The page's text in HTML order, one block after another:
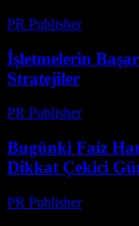
PR Publisher-
İşletmelerin
Stratejiler
PR Publisher-
Bugünki Faiz
Dikkat Çekici
PR Publisher-